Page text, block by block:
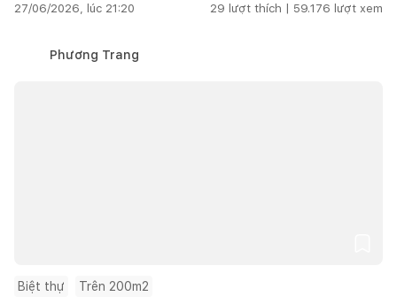
27/06/2026, lúc 21:20 29 lượt thích | 59.176 lượt xem
Phương Trang
Biệt thự Trên 200m2